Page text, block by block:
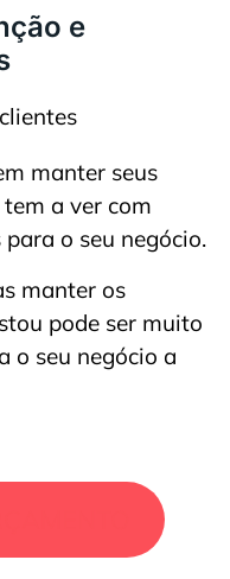
e
manter seus
a ver com
o seu negócio.
manter os
pode ser muito
o seu negócio a